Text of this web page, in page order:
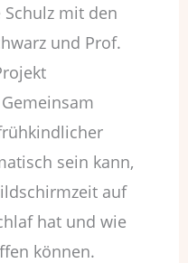
mit den
und Prof.
sein kann,
auf
hat und wie
können.